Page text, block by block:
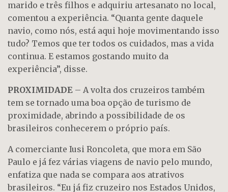
marido e três filhos e adquiriu artesanato no local,
comentou a experiência. “Quanta gente daquele
navio, como nós, está aqui hoje movimentando isso
tudo? Temos que ter todos os cuidados, mas a vida
continua. E estamos gostando muito da
experiência”, disse.
PROXIMIDADE – A volta dos cruzeiros também
tem se tornado uma boa opção de turismo de
proximidade, abrindo a possibilidade de os
brasileiros conhecerem o próprio país.
A comerciante Iusi Roncoleta, que mora em São
Paulo e já fez várias viagens de navio pelo mundo,
enfatiza que nada se compara aos atrativos
brasileiros. “Eu já fiz cruzeiro nos Estados Unidos,